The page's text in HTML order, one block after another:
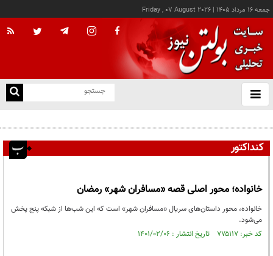
جمعه ۱۶ مرداد ۱۴۰۵ |
Friday , 07 August 2026
باز
و
کنداکتور
خانواده؛ محور اصلی قصه «مسافران شهر» رمضان
خانواده، محور داستان‌های سریال «مسافران شهر» است که این شب‌ها از شبکه پنج پخش
می‌شود.
کد خبر: ۷۷۵۱۱۷ تاریخ انتشار : ۱۴۰۱/۰۲/۰۶